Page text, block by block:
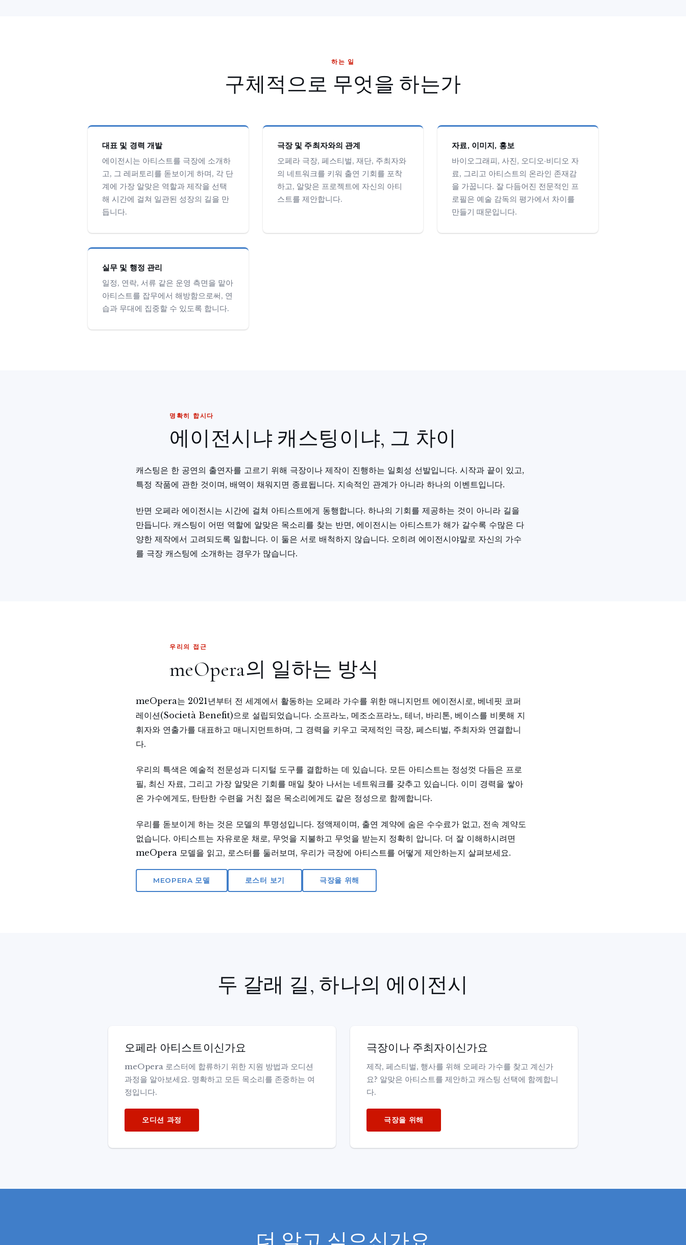
하는 일
구체적으로 무엇을 하는가
대표 및 경력 개발
에이전시는 아티스트를 극장에 소개하
고, 그 레퍼토리를 돋보이게 하며, 각 단
계에 가장 알맞은 역할과 제작을 선택
해 시간에 걸쳐 일관된 성장의 길을 만
듭니다.
극장 및 주최자와의 관계
오페라 극장, 페스티벌, 재단, 주최자와
의 네트워크를 키워 출연 기회를 포착
하고, 알맞은 프로젝트에 자신의 아티
스트를 제안합니다.
자료, 이미지, 홍보
바이오그래피, 사진, 오디오·비디오 자
료, 그리고 아티스트의 온라인 존재감
을 가꿉니다. 잘 다듬어진 전문적인 프
로필은 예술 감독의 평가에서 차이를
만들기 때문입니다.
실무 및 행정 관리
일정, 연락, 서류 같은 운영 측면을 맡아
아티스트를 잡무에서 해방함으로써, 연
습과 무대에 집중할 수 있도록 합니다.
명확히 합시다
에이전시냐 캐스팅이냐, 그 차이
캐스팅은 한 공연의 출연자를 고르기 위해 극장이나 제작이 진행하는 일회성 선발입니다. 시작과 끝이 있고,
특정 작품에 관한 것이며, 배역이 채워지면 종료됩니다. 지속적인 관계가 아니라 하나의 이벤트입니다.
반면 오페라 에이전시는 시간에 걸쳐 아티스트에게 동행합니다. 하나의 기회를 제공하는 것이 아니라 길을
만듭니다. 캐스팅이 어떤 역할에 알맞은 목소리를 찾는 반면, 에이전시는 아티스트가 해가 갈수록 수많은 다
양한 제작에서 고려되도록 일합니다. 이 둘은 서로 배척하지 않습니다. 오히려 에이전시야말로 자신의 가수
를 극장 캐스팅에 소개하는 경우가 많습니다.
우리의 접근
meOpera의 일하는 방식
meOpera는 2021년부터 전 세계에서 활동하는 오페라 가수를 위한 매니지먼트 에이전시로, 베네핏 코퍼
레이션(Società Benefit)으로 설립되었습니다. 소프라노, 메조소프라노, 테너, 바리톤, 베이스를 비롯해 지
휘자와 연출가를 대표하고 매니지먼트하며, 그 경력을 키우고 국제적인 극장, 페스티벌, 주최자와 연결합니
다.
우리의 특색은 예술적 전문성과 디지털 도구를 결합하는 데 있습니다. 모든 아티스트는 정성껏 다듬은 프로
필, 최신 자료, 그리고 가장 알맞은 기회를 매일 찾아 나서는 네트워크를 갖추고 있습니다. 이미 경력을 쌓아
온 가수에게도, 탄탄한 수련을 거친 젊은 목소리에게도 같은 정성으로 함께합니다.
우리를 돋보이게 하는 것은 모델의 투명성입니다. 정액제이며, 출연 계약에 숨은 수수료가 없고, 전속 계약도
없습니다. 아티스트는 자유로운 채로, 무엇을 지불하고 무엇을 받는지 정확히 압니다. 더 잘 이해하시려면
meOpera 모델을 읽고, 로스터를 둘러보며, 우리가 극장에 아티스트를 어떻게 제안하는지 살펴보세요.
MEOPERA 모델 로스터 보기 극장을 위해
두 갈래 길, 하나의 에이전시
오페라 아티스트이신가요
meOpera 로스터에 합류하기 위한 지원 방법과 오디션
과정을 알아보세요. 명확하고 모든 목소리를 존중하는 여
정입니다.
오디션 과정
극장이나 주최자이신가요
제작, 페스티벌, 행사를 위해 오페라 가수를 찾고 계신가
요? 알맞은 아티스트를 제안하고 캐스팅 선택에 함께합니
다.
극장을 위해